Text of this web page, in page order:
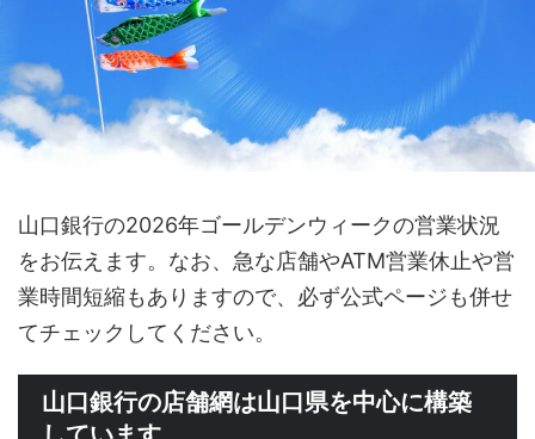
山口銀行の2026年ゴールデンウィークの営業状況
をお伝えます。なお、急な店舗やATM営業休止や営
業時間短縮もありますので、必ず公式ページも併せ
てチェックしてください。
山口銀行の店舗網は山口県を中心に構築